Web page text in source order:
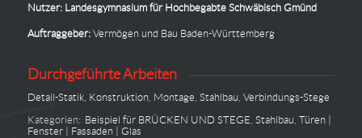
Nutzer: Landesgymnasium für Hochbegabte Schwäbisch Gmünd
Auftraggeber: Vermögen und Bau Baden-Württemberg
Durchgeführte Arbeiten
Detail-Statik, Konstruktion, Montage Stahlbau Verbindungs-Stege
Kategorien: Beispiel für BRÜCKEN UND STEGE Stahlbau Türen |
Fenster | Fassaden | Glas